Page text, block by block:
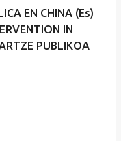
EN CHINA (Es)
IN
PUBLIKOA